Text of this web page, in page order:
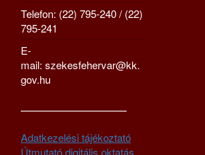
Telefon: (22) 795-240 / (22)
795-241
E-
mail: szekesfehervar@kk.
gov.hu
—————————–
Adatkezelési tájékoztató